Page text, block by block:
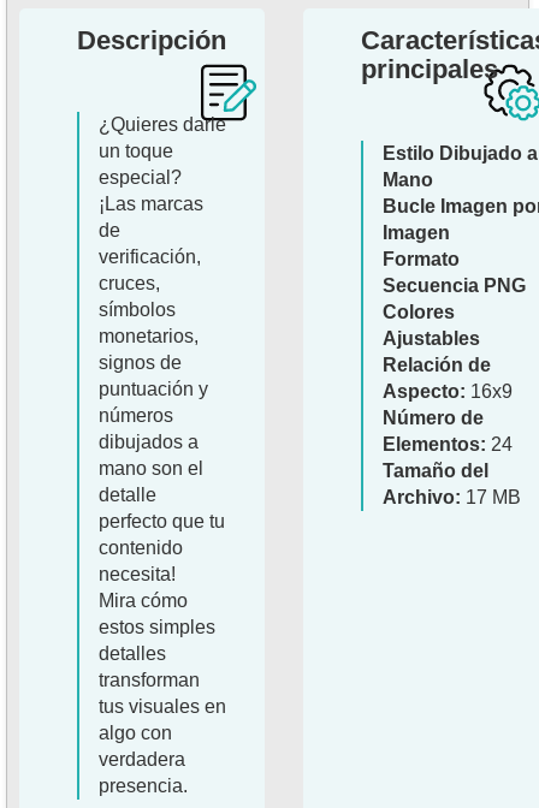
Descripción
¿Quieres darle
un toque
especial?
¡Las marcas
de
verificación,
cruces,
símbolos
monetarios,
signos de
puntuación y
números
dibujados a
mano son el
detalle
perfecto que tu
contenido
necesita!
Mira cómo
estos simples
detalles
transforman
tus visuales en
algo con
verdadera
presencia.
principales
Estilo Dibujado a
Mano
Bucle Imagen
Imagen
Formato
Secuencia PNG
Colores
Ajustables
Relación de
Aspecto: 16x9
Número de
Elementos: 24
Tamaño del
Archivo: 17 MB